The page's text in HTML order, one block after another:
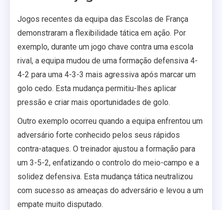
Jogos recentes da equipa das Escolas de França
demonstraram a flexibilidade tática em ação. Por
exemplo, durante um jogo chave contra uma escola
rival, a equipa mudou de uma formação defensiva 4-
4-2 para uma 4-3-3 mais agressiva após marcar um
golo cedo. Esta mudança permitiu-lhes aplicar
pressão e criar mais oportunidades de golo.
Outro exemplo ocorreu quando a equipa enfrentou um
adversário forte conhecido pelos seus rápidos
contra-ataques. O treinador ajustou a formação para
um 3-5-2, enfatizando o controlo do meio-campo e a
solidez defensiva. Esta mudança tática neutralizou
com sucesso as ameaças do adversário e levou a um
empate muito disputado.